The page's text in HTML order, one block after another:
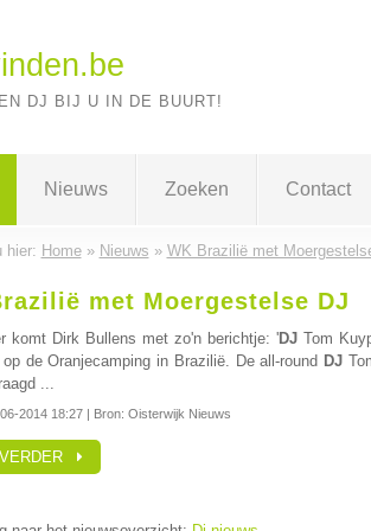
DJ BIJ U IN DE BUURT!
Nieuws Zoeken Contact
hier: Home» Nieuws » WK Brazilië met
met Moergestelse DJ
komt Dirk Bullens met zo'n berichtje: 'DJ Tom
op de Oranjecamping in Brazilië. De all-round DJ
...
2014 18:27| Bron: Oisterwijk Nieuws